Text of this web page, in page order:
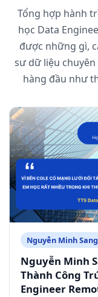
Tổng hợp hành
học Data
được những gì,
sư dữ liệu
hàng đầu như
Nguyễn Minh Sang
Nguyễn Minh
Thành Công
Engineer